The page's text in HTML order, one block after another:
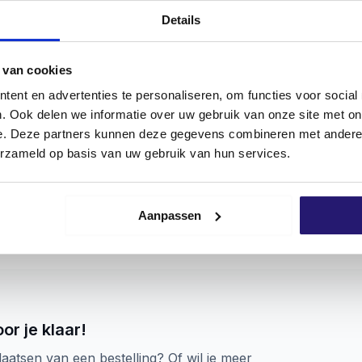
Details
cookies
en advertenties te personaliseren, om functies voor social
Ook delen we informatie over uw gebruik van onze site met
Deze partners kunnen deze gegevens combineren met
op basis van uw gebruik van hun services.
Aanpassen
A2 kunnen zowel binnen als buiten gebruikt
zijn een betere krachtoverbrenging tussen
wordt montage vergemakkelijkt.
een optimale verbinding. schroevendump
makkelijker te maken. De schroef is uitgevoerd
spectrum gebruikt en staan garant voor een
Je hebt Deeldraad en Voldraad. Deeldraad houd in dat
het aantrekken van hout verbindingen, denk
bevestigen etc. Voldraad schroeven hout het
je klaar!
van een bestelling? Of wil je meer